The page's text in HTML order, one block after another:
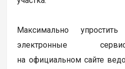
Максимально
электронные
на официальном сайте